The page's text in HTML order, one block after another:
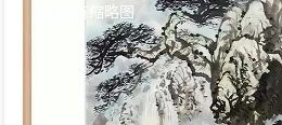
本文有缩略图